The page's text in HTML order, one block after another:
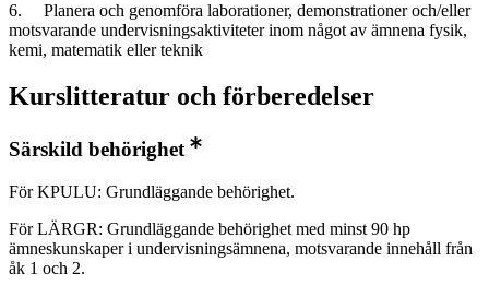
6. Planera och genomföra laborationer, demonstrationer och/eller
motsvarande undervisningsaktiviteter inom något av ämnena fysik,
kemi, matematik eller teknik
Kurslitteratur och förberedelser
Särskild behörighet
För KPULU: Grundläggande behörighet.
För LÄRGR: Grundläggande behörighet med minst 90 hp
ämneskunskaper i undervisningsämnena, motsvarande innehåll från
åk 1 och 2.